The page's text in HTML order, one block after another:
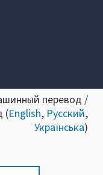
перевод /
(English, Русский,
Українська)